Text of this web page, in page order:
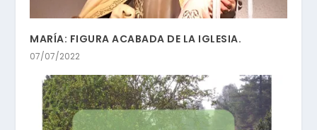
MARÍA: FIGURA ACABADA DE LA IGLESIA.
07/07/2022